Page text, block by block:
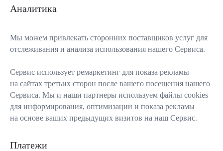
Аналитика
Мы можем привлекать сторонних поставщиков услуг для
отслеживания и анализа использования нашего Сервиса.
Сервис использует ремаркетинг для показа рекламы
на сайтах третьих сторон после вашего посещения нашего
Сервиса. Мы и наши партнеры используем файлы cookies
для информирования, оптимизации и показа рекламы
на основе ваших предыдущих визитов на наш Сервис.
Платежи